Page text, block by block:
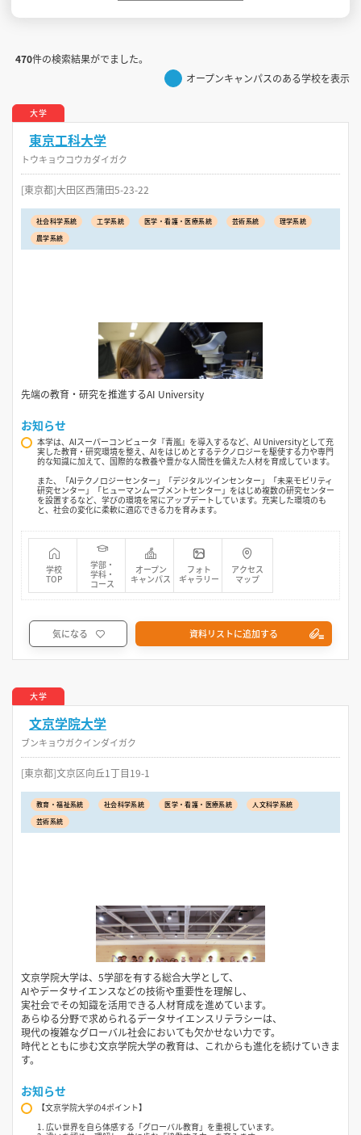
470件の検索結果がでました。
オープンキャンパスのある学校を表示
大学
東京工科大学
トウキョウコウカダイガク
[東京都]大田区西蒲田5-23-22
社会科学系統 工学系統 医学・看護・医療系統 芸術系統
理学系統
農学系統
先端の教育・研究を推進するAI University
お知らせ
本学は、AIスーパーコンピュータ『青嵐』を導入するなど、AI Universityとして充
実した教育・研究環境を整え、AIをはじめとするテクノロジーを駆使する力や専門
的な知識に加えて、国際的な教養や豊かな人間性を備えた人材を育成しています。
また、「AIテクノロジーセンター」「デジタルツインセンター」「未来モビリティ
研究センター」「ヒューマンムーブメントセンター」をはじめ複数の研究センター
を設置するなど、学びの環境を常にアップデートしています。充実した環境のも
と、社会の変化に柔軟に適応できる力を育みます。
学校
TOP
学部・
学科・
コース
オープン
キャンパス
フォト
ギャラリー
アクセス
マップ
気になる 資料リストに追加する
大学
文京学院大学
ブンキョウガクインダイガク
[東京都]文京区向丘1丁目19-1
教育・福祉系統 社会科学系統 医学・看護・医療系統
人文科学系統
芸術系統
文京学院大学は、5学部を有する総合大学として、
AIやデータサイエンスなどの技術や重要性を理解し、
実社会でその知識を活用できる人材育成を進めています。
あらゆる分野で求められるデータサイエンスリテラシーは、
現代の複雑なグローバル社会においても欠かせない力です。
時代とともに歩む文京学院大学の教育は、これからも進化を続けていきま
す。
お知らせ
【文京学院大学の4ポイント】
1. 広い世界を自ら体感する「グローバル教育」を重視しています。